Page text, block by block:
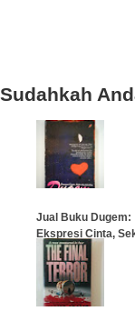
Sudahkah
Jual Buku Dugem:
Ekspresi Cinta,
dan Jati Diri
…